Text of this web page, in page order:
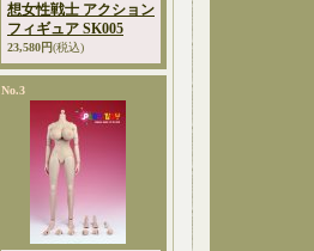
想女性戦士 アクション
フィギュア SK005
23,580円(税込)
No.3